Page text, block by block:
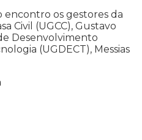
os gestores da
Civil (UGCC), Gustavo
Desenvolvimento
(UGDECT), Messias